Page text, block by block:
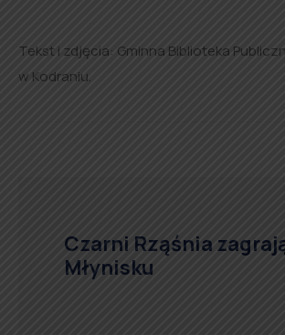
Tekst i zdjęcia: Gminna Biblioteka
w Kodraniu.
Czarni Rząśnia
Młynisku